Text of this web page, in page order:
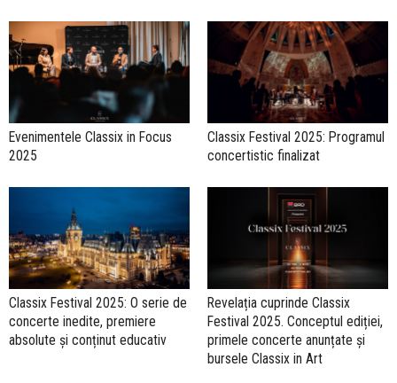
Evenimentele Classix in Focus
2025
Classix Festival 2025: Programul
concertistic finalizat
Classix Festival 2025: O serie de
concerte inedite, premiere
absolute și conținut educativ
Revelația cuprinde Classix
Festival 2025. Conceptul ediției,
primele concerte anunțate și
bursele Classix in Art